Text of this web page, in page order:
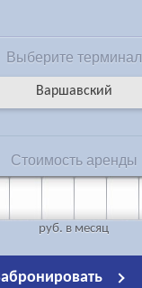
Выберите терминал
Варшавский
Стоимость аренды
руб. в месяц